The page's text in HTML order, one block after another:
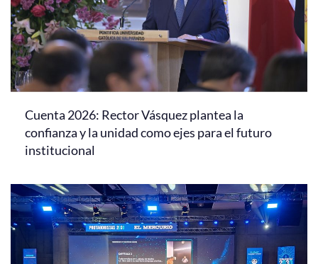
Cuenta 2026: Rector Vásquez plantea la
confianza y la unidad como ejes para el futuro
institucional